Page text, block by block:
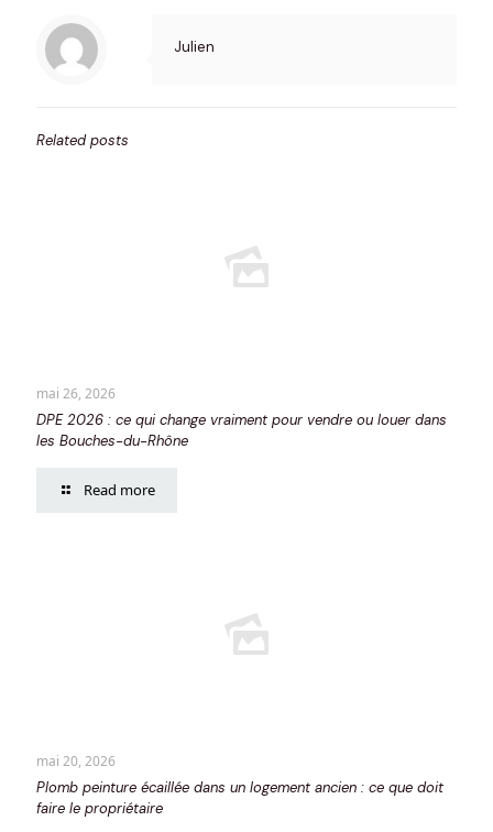
Julien
Related posts
mai 26, 2026
DPE 2026 : ce qui change vraiment pour vendre ou louer dans
les Bouches-du-Rhône
Read more
mai 20, 2026
Plomb peinture écaillée dans un logement ancien : ce que doit
faire le propriétaire